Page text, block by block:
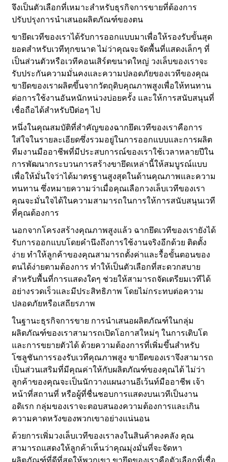
จึงเป็นตัวเลือกที่เหมาะสำหรับธุรกิจการขายที่ต้องการ
ปรับปรุงการนำเสนอผลิตภัณฑ์ของตน
ขายึดเวทีของเราได้รับการออกแบบมาเพื่อให้รองรับขั้นสุด
ยอดสำหรับเวทีทุกขนาด ไม่ว่าคุณจะจัดพื้นที่แสดงเล็กๆ ที่
เป็นส่วนตัวหรือเวทีคอนเสิร์ตขนาดใหญ่ วงเล็บของเราจะ
รับประกันความมั่นคงและความปลอดภัยของเวทีของคุณ
ขายึดของเราผลิตขึ้นจากวัตถุดิบคุณภาพสูงเพื่อให้ทนทาน
ต่อการใช้งานอันหนักหน่วงบ่อยครั้ง และให้การสนับสนุนที่
เชื่อถือได้สำหรับปีต่อๆ ไป
หนึ่งในคุณสมบัติที่สำคัญของฉากยึดเวทีของเราคือการ
ใส่ใจในรายละเอียดซึ่งรวมอยู่ในการออกแบบและการผลิต
ทีมงานมืออาชีพที่มีประสบการณ์ของเราใช้เวลาหลายปีใน
การพัฒนากระบวนการสร้างขายึดเหล่านี้ให้สมบูรณ์แบบ
เพื่อให้มั่นใจว่าได้มาตรฐานสูงสุดในด้านคุณภาพและความ
ทนทาน ซึ่งหมายความว่าเมื่อคุณเลือกวงเล็บเวทีของเรา
คุณจะมั่นใจได้ในความสามารถในการให้การสนับสนุนเวที
ที่คุณต้องการ
นอกจากโครงสร้างคุณภาพสูงแล้ว ฉากยึดเวทีของเรายังได้
รับการออกแบบโดยคำนึงถึงการใช้งานจริงอีกด้วย ติดตั้ง
ง่าย ทำให้ลูกค้าของคุณสามารถตั้งค่าและรื้อขั้นตอนของ
ตนได้ง่ายตามต้องการ ทำให้เป็นตัวเลือกที่สะดวกสบาย
สำหรับพื้นที่การแสดงใดๆ ช่วยให้สามารถจัดเตรียมเวทีได้
อย่างรวดเร็วและมีประสิทธิภาพ โดยไม่กระทบต่อความ
ปลอดภัยหรือเสถียรภาพ
ในฐานะธุรกิจการขาย การนำเสนอผลิตภัณฑ์ในกลุ่ม
ผลิตภัณฑ์ของเราสามารถเปิดโอกาสใหม่ๆ ในการเติบโต
และการขยายตัวได้ ด้วยความต้องการที่เพิ่มขึ้นสำหรับ
โซลูชันการรองรับเวทีคุณภาพสูง ขายึดของเราจึงสามารถ
เป็นส่วนเสริมที่มีคุณค่าให้กับผลิตภัณฑ์ของคุณได้ ไม่ว่า
ลูกค้าของคุณจะเป็นนักวางแผนงานอีเว้นท์มืออาชีพ เจ้า
หน้าที่สถานที่ หรือผู้ที่ชื่นชอบการแสดงบนเวทีเป็นงาน
อดิเรก กลุ่มของเราจะตอบสนองความต้องการและเกิน
ความคาดหวังของพวกเขาอย่างแน่นอน
ด้วยการเพิ่มวงเล็บเวทีของเราลงในสินค้าคงคลัง คุณ
สามารถแสดงให้ลูกค้าเห็นว่าคุณมุ่งมั่นที่จะจัดหา
ผลิตภัณฑ์ที่ดีที่สุดให้พวกเขา ขายึดของเราคือตัวเลือกที่เชื่อ